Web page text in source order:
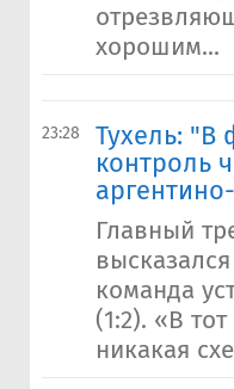
хорошим...
23:28
Тухель: "В
контроль
Главный
команда
(1:2). «В
никакая